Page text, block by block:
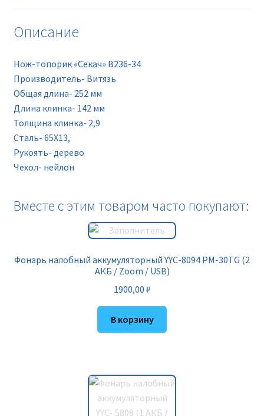
Описание
Нож-топорик «Секач» B236-34
Производитель- Витязь
Oбщая длина- 252 мм
Длина клинка- 142 мм
Толщина клинка- 2,9
Сталь- 65Х13,
Рукоять- дерево
Чехол- нейлон
Вместе с этим товаром часто покупают:
Фонарь налобный аккумуляторный YYC-8094 PM-30TG (2
АКБ / Zoom / USB)
1900,00 ₽
В корзину